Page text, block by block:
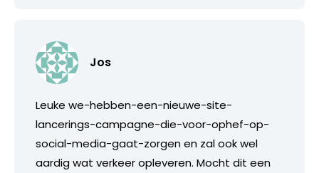
Jos
Leuke we-hebben-een-nieuwe-site-
lancerings-campagne-die-voor-ophef-op-
social-media-gaat-zorgen en zal ook wel
aardig wat verkeer opleveren. Mocht dit een